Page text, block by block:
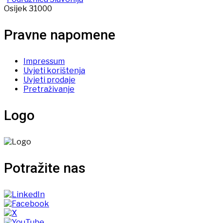
Osijek 31000
Pravne napomene
Impressum
Uvjeti korištenja
Uvjeti prodaje
Pretraživanje
Logo
Potražite nas